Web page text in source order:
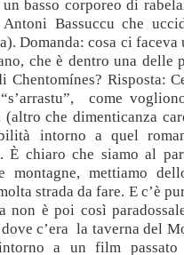
basso corporeo di
Bassuccu che
Domanda: cosa ci
che è dentro una delle
Chentomínes? Risposta:
come
che dimenticanza
intorno a quel
È chiaro che siamo al
montagne, mettiamo
strada da fare. E c’è
non è poi così
dove c’era la taverna del
a un film